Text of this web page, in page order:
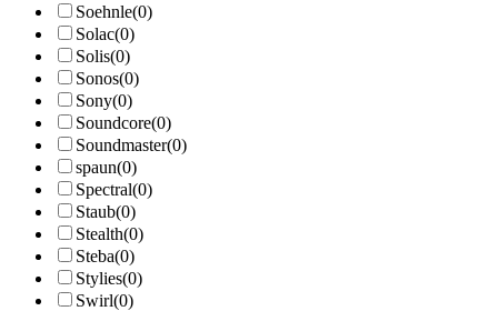
Soehnle(0)
Solac(0)
Solis(0)
Sonos(0)
Sony(0)
Soundcore(0)
Soundmaster(0)
spaun(0)
Spectral(0)
Staub(0)
Stealth(0)
Steba(0)
Stylies(0)
Swirl(0)